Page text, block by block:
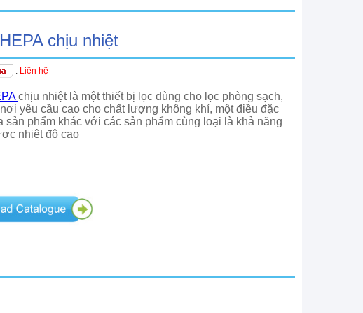
chịu nhiệt
: Liên hệ
chịu nhiệt là một thiết bị lọc dùng cho lọc phòng sạch,
yêu cầu cao cho chất lượng không khí, một điều đặc
sản phẩm khác với các sản phẩm cùng loại là khả năng
nhiệt độ cao